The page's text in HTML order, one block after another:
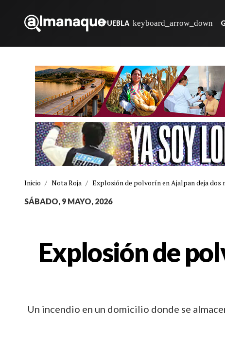
PUEBLA
Inicio / Nota Roja / Explosión de polvorín en Ajalpan deja dos
SÁBADO, 9 MAYO, 2026
Explosión de
Un incendio en un domicilio donde se